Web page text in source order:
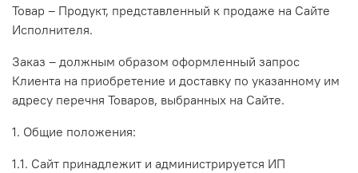
Товар – Продукт, представленный к продаже на Сайте
Исполнителя.
Заказ – должным образом оформленный запрос
Клиента на приобретение и доставку по указанному им
адресу перечня Товаров, выбранных на Сайте.
1. Общие положения:
1.1. Сайт принадлежит и администрируется ИП